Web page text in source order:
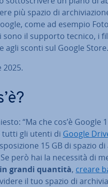
più spazio di
come ad esempio
il supporto tecnico, i
sconti sul Google Store.
“Ma che cos’è Google
tutti gli utenti di Google
15 GB di spazio
però hai la necessità di
grandi quantità, creare
il tuo spazio di